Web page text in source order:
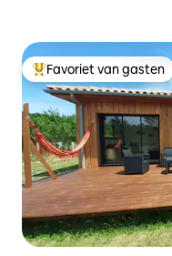
Topfavoriet van gasten
Favoriet van gasten